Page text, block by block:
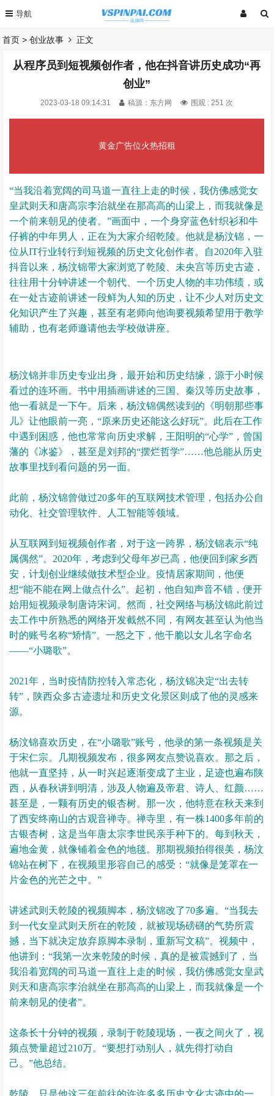
首页 >创业故事 正文
从程序员到短视频创作者，他在抖音讲历史成功“再
创业”
2023-03-18 09:14:31 稿源：东方网 围观 :251 次
黄金广告位火热招租
“当我沿着宽阔的司马道一直往上走的时候，我仿佛感觉女
皇武则天和唐高宗李治就坐在那高高的山梁上，而我就像是
一个前来朝见的使者。”画面中，一个身穿蓝色针织衫和牛
仔裤的中年男人，正在为大家介绍乾陵。他就是杨汶锦，一
位从IT行业转行到短视频的历史文化创作者。自2020年入驻
抖音以来，杨汶锦带大家浏览了乾陵、未央宫等历史古迹，
往往用十分钟讲述一个朝代、一个历史人物的丰功伟绩，或
在一处古迹前讲述一段鲜为人知的历史，让不少人对历史文
化知识产生了兴趣，甚至有老师向他询要视频希望用于教学
辅助，也有老师邀请他去学校做讲座。
杨汶锦并非历史专业出身，最开始和历史结缘，源于小时候
看过的连环画。书中用插画讲述的三国、秦汉等历史故事，
他一看就是一下午。后来，杨汶锦偶然读到的《明朝那些事
儿》让他眼前一亮，“原来历史还能这么好玩”。此后在工作
中遇到困惑，他也常常向历史求解，王阳明的“心学”，曾国
藩的《冰鉴》，甚至是刘邦的“摆烂哲学”……他总能从历史
故事里找到看问题的另一面。
此前，杨汶锦曾做过20多年的互联网技术管理，包括办公自
动化、社交管理软件、人工智能等领域。
从互联网到短视频创作者，对于这一跨界，杨汶锦表示“纯
属偶然”。2020年，考虑到父母年岁已高，他便回到家乡西
安，计划创业继续做技术型企业。疫情居家期间，他便
想“能不能在网上做点什么”。起初，他自知声音不错，便开
始用短视频录制唐诗宋词。然而，社交网络与杨汶锦此前过
去工作中所熟悉的网络开发截然不同，有网友甚至认为他当
时的账号名称“矫情”。一怒之下，他干脆以女儿名字命名
——“小璐歌”。
2021年，当时疫情防控转入常态化，杨汶锦决定“出去转
转”，陕西众多古迹遗址和历史文化景区则成了他的灵感来
源。
杨汶锦喜欢历史，在“小璐歌”账号，他录的第一条视频是关
于宋仁宗。几期视频发布，很多网友点赞说喜欢。那之后，
他就一直坚持，从一时兴起逐渐变成了主业，足迹也遍布陕
西，从春秋讲到明清，涉及人物遍及帝君、诗人、红颜……
甚至是，一颗有历史的银杏树。那一次，他特意在秋天来到
了西安终南山的古观音禅寺。禅寺里，有一株1400多年前的
古银杏树，这是当年唐太宗李世民亲手种下的。每到秋天，
遍地金黄，就像铺着金色的地毯。那期视频拍得很美，杨汶
锦站在树下，在视频里形容自己的感受：“就像是笼罩在一
片金色的光芒之中。”
讲述武则天乾陵的视频脚本，杨汶锦改了70多遍。“当我去
到一代女皇武则天所在的乾陵，就被现场磅礴的气势所震
撼，当下就决定放弃原脚本录制，重新写文稿”。视频中，
他讲到：“我第一次来乾陵的时候，真的是被震撼到了，当
我沿着宽阔的司马道一直往上走的时候，我仿佛感觉女皇武
则天和唐高宗李治就坐在那高高的山梁上，而我就像是一个
前来朝见的使者”。
这条长十分钟的视频，录制于乾陵现场，一夜之间火了，视
频点赞量超过210万。“要想打动别人，就先得打动自
己。”他总结。
乾陵，只是他这三年前往的许许多多历史文化古迹中的一